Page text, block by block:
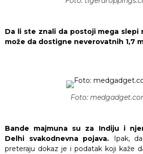
Da li ste znali da postoji mega slepi
može da dostigne neverovatnih 1,7
Foto:
Bande majmuna su za Indiju i
Delhi svakodnevna pojava. Ipak,
preteraju dokaz je i podatak koji kaže